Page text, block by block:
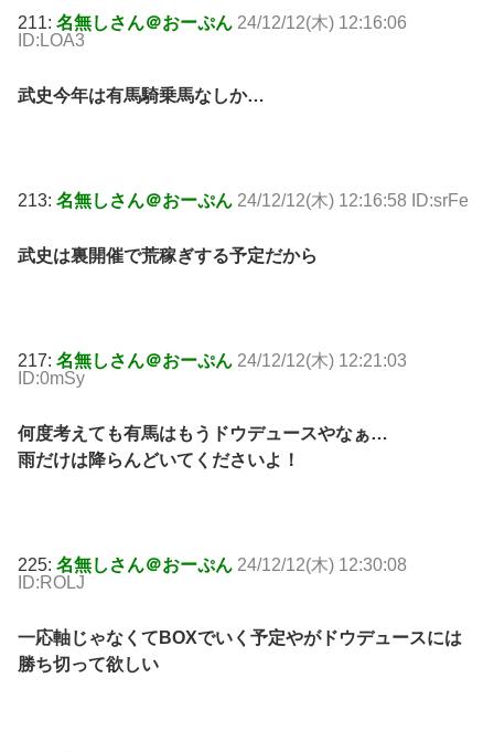
211: 名無しさん＠おーぷん 24/12/12(木) 12:16:06
ID:LOA3
武史今年は有馬騎乗馬なしか…
213: 名無しさん＠おーぷん 24/12/12(木) 12:16:58 ID:srFe
武史は裏開催で荒稼ぎする予定だから
217: 名無しさん＠おーぷん 24/12/12(木) 12:21:03
ID:0mSy
何度考えても有馬はもうドウデュースやなぁ…
雨だけは降らんどいてくださいよ！
225: 名無しさん＠おーぷん 24/12/12(木) 12:30:08
ID:ROLJ
一応軸じゃなくてBOXでいく予定やがドウデュースには
勝ち切って欲しい